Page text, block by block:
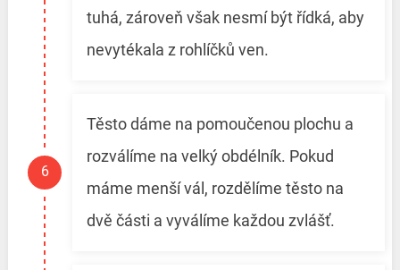
tuhá, zároveň však nesmí být řídká, aby
nevytékala z rohlíčků ven.
Těsto dáme na pomoučenou plochu a
rozválíme na velký obdélník. Pokud
máme menší vál, rozdělíme těsto na
dvě části a vyválíme každou zvlášť.